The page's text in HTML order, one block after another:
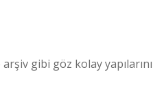
gibi göz kolay yapılarını